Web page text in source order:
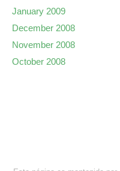
January 2009
December 2008
November 2008
October 2008